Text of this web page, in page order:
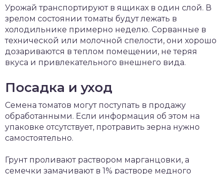
Урожай транспортируют в ящиках в один слой. В
зрелом состоянии томаты будут лежать в
холодильнике примерно неделю. Сорванные в
технической или молочной спелости, они хорошо
дозариваются в теплом помещении, не теряя
вкуса и привлекательного внешнего вида.
Посадка и уход
Семена томатов могут поступать в продажу
обработанными. Если информация об этом на
упаковке отсутствует, протравить зерна нужно
самостоятельно.
Грунт проливают раствором марганцовки, а
семечки замачивают в 1% растворе медного